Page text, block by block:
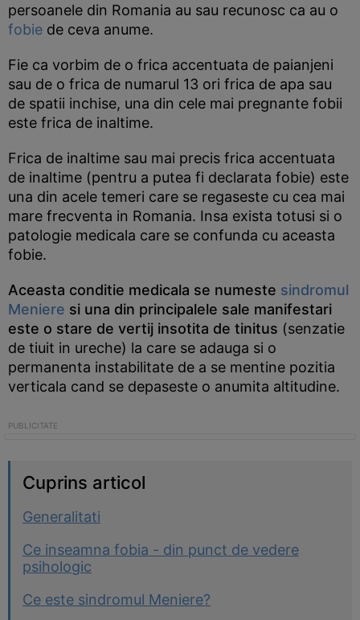
persoanele din Romania au sau recunosc ca au o
fobie de ceva anume.
Fie ca vorbim de o frica accentuata de paianjeni
sau de o frica de numarul 13 ori frica de apa sau
de spatii inchise, una din cele mai pregnante fobii
este frica de inaltime.
Frica de inaltime sau mai precis frica accentuata
de inaltime (pentru a putea fi declarata fobie) este
una din acele temeri care se regaseste cu cea mai
mare frecventa in Romania. Insa exista totusi si o
patologie medicala care se confunda cu aceasta
fobie.
Aceasta conditie medicala se numeste sindromul
Meniere si una din principalele sale manifestari
este o stare de vertij insotita de tinitus (senzatie
de tiuit in ureche) la care se adauga si o
permanenta instabilitate de a se mentine pozitia
verticala cand se depaseste o anumita altitudine.
Cuprins articol
Generalitati
Ce inseamna fobia - din punct de vedere
psihologic
Ce este sindromul Meniere?